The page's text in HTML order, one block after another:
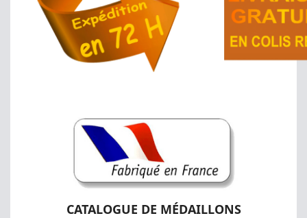
CATALOGUE DE MÉDAILLONS